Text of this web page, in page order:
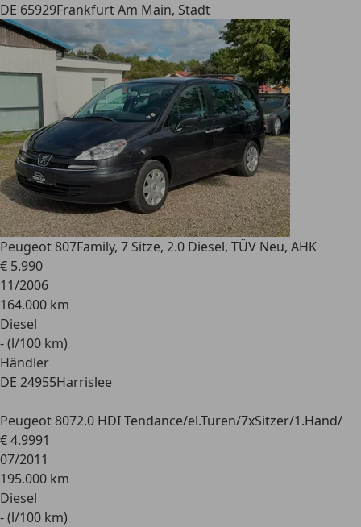
DE 65929Frankfurt Am Main, Stadt
Peugeot 807Family, 7 Sitze, 2.0 Diesel, TÜV Neu, AHK
€ 5.990
11/2006
164.000 km
Diesel
- (l/100 km)
Händler
DE 24955Harrislee
Peugeot 8072.0 HDI Tendance/el.Turen/7xSitzer/1.Hand/
€ 4.9991
07/2011
195.000 km
Diesel
- (l/100 km)